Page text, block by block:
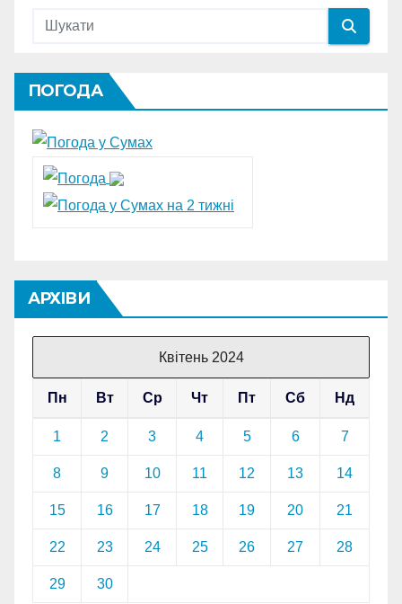
ПОГОДА
АРХІВИ
Квітень 2024
Пн Вт Ср Чт Пт Сб Нд
1 2 3 4 5 6 7
8 9 10 11 12 13 14
15 16 17 18 19 20 21
22 23 24 25 26 27 28
29 30